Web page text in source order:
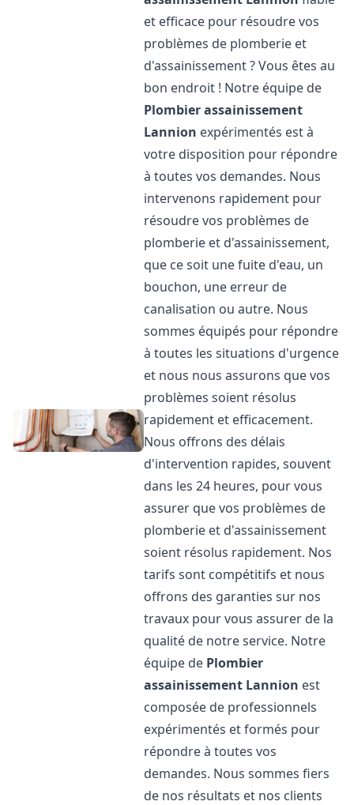
et efficace pour résoudre vos
problèmes de plomberie et
d'assainissement ? Vous êtes au
bon endroit ! Notre équipe de
Plombier assainissement
Lannion expérimentés est à
votre disposition pour répondre
à toutes vos demandes. Nous
intervenons rapidement pour
résoudre vos problèmes de
plomberie et d'assainissement,
que ce soit une fuite d'eau, un
bouchon, une erreur de
canalisation ou autre. Nous
sommes équipés pour répondre
à toutes les situations d'urgence
et nous nous assurons que vos
problèmes soient résolus
rapidement et efficacement.
Nous offrons des délais
d'intervention rapides, souvent
dans les 24 heures, pour vous
assurer que vos problèmes de
plomberie et d'assainissement
soient résolus rapidement. Nos
tarifs sont compétitifs et nous
offrons des garanties sur nos
travaux pour vous assurer de la
qualité de notre service. Notre
équipe de Plombier
assainissement Lannion est
composée de professionnels
expérimentés et formés pour
répondre à toutes vos
demandes. Nous sommes fiers
de nos résultats et nos clients